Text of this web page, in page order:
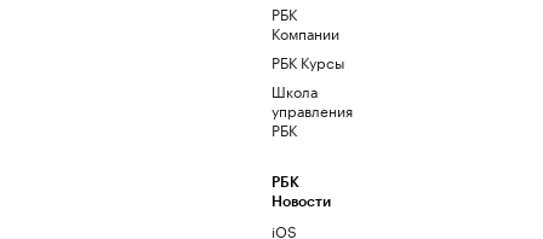
РБК
Компании
РБК Курсы
Школа
управления
РБК
РБК
Новости
iOS